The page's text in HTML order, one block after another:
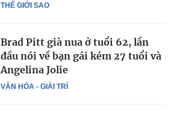
THẾ GIỚI SAO
VĂN HÓA - GIẢI TRÍ
Brad Pitt già nua ở tuổi 62, lần
đầu nói về bạn gái kém 27 tuổi và
Angelina Jolie